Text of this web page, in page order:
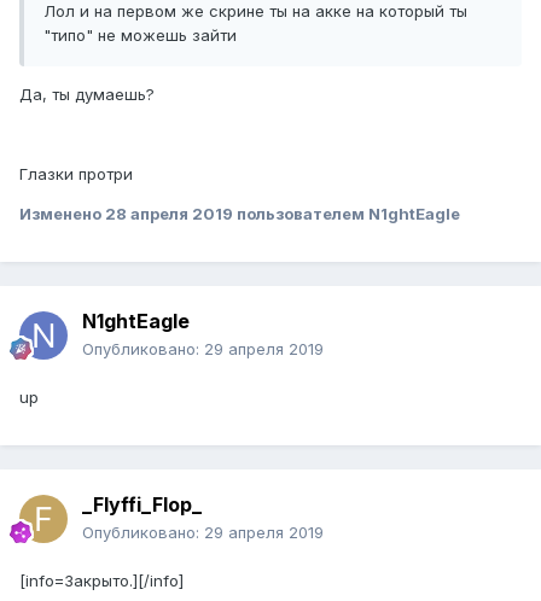
Лол и на первом же скрине ты на акке на который ты
"типо" не можешь зайти
Да, ты думаешь?
Глазки протри
Изменено 28 апреля 2019 пользователем N1ghtEagle
N1ghtEagle
Опубликовано: 29 апреля 2019
up
_Flyffi_Flop_
Опубликовано: 29 апреля 2019
[info=Закрыто.][/info]